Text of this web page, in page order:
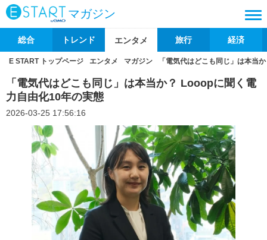
マガジン
総合 トレンド エンタメ 旅行 経済
E START トップページ エンタメ マガジン 「電気代はどこも同じ」は本当
「電気代はどこも同じ」は本当か？ Looopに聞く電
力自由化10年の実態
2026-03-25 17:56:16